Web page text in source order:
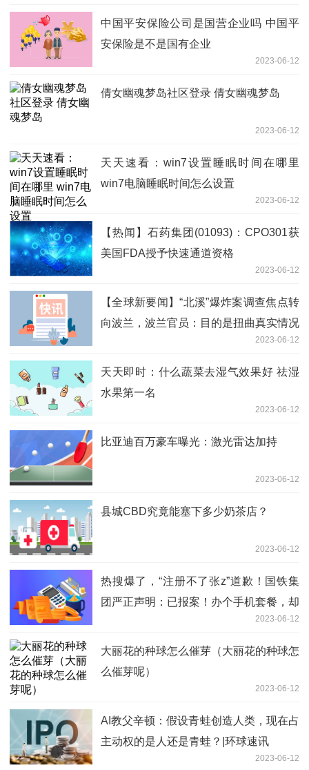
中国平安保险公司是国营企业吗 中国平
安保险是不是国有企业
2023-06-12
倩女幽魂梦岛社区登录 倩女幽魂梦岛
2023-06-12
天天速看：win7设置睡眠时间在哪里
win7电脑睡眠时间怎么设置
2023-06-12
【热闻】石药集团(01093)：CPO301获
美国FDA授予快速通道资格
2023-06-12
【全球新要闻】“北溪”爆炸案调查焦点转
向波兰，波兰官员：目的是扭曲真实情况
2023-06-12
天天即时：什么蔬菜去湿气效果好 祛湿
水果第一名
2023-06-12
比亚迪百万豪车曝光：激光雷达加持
2023-06-12
县城CBD究竟能塞下多少奶茶店？
2023-06-12
热搜爆了，“注册不了张z”道歉！国铁集
团严正声明：已报案！办个手机套餐，却
被“套”进了“网贷”的坑？ 环球最资讯2023-06-12
大丽花的种球怎么催芽（大丽花的种球怎
么催芽呢）
2023-06-12
AI教父辛顿：假设青蛙创造人类，现在占
主动权的是人还是青蛙？|环球速讯
2023-06-12